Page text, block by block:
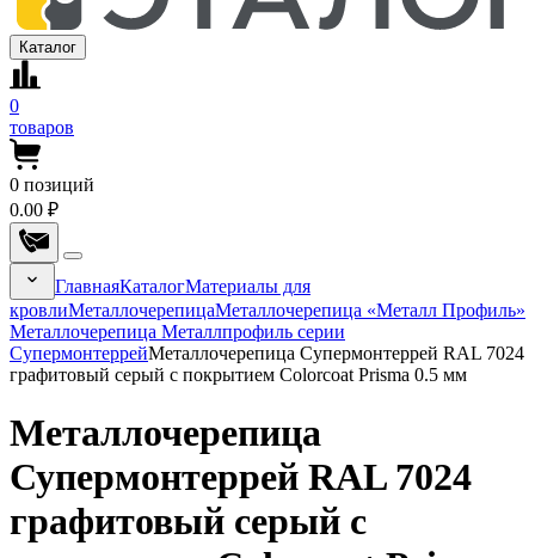
Каталог
0
товаров
0 позиций
0.00 ₽
ГлавнаяКаталогМатериалы для
кровлиМеталлочерепицаМеталлочерепица «Металл Профиль»
Металлочерепица Металлпрофиль серии
СупермонтеррейМеталлочерепица Супермонтеррей RAL 7024
графитовый серый с покрытием Colorcoat Prisma 0.5 мм
Металлочерепица
Супермонтеррей RAL 7024
графитовый серый с